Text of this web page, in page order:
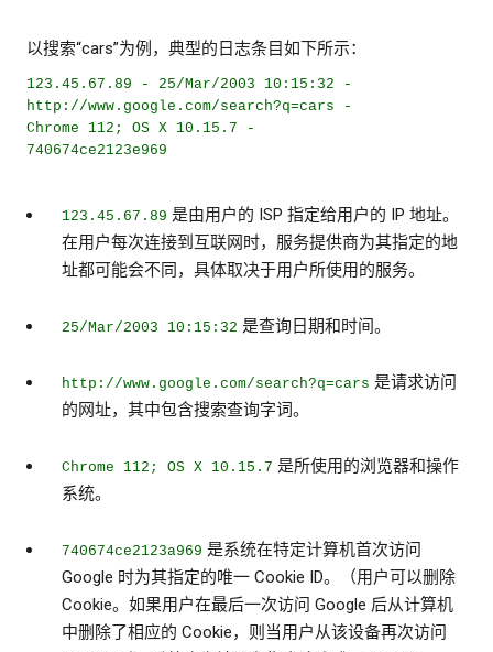
以搜索“cars”为例，典型的日志条目如下所示：
123.45.67.89 - 25/Mar/2003 10:15:32 -
http://www.google.com/search?q=cars -
Chrome 112; OS X 10.15.7 -
740674ce2123e969
123.45.67.89 是由用户的 ISP 指定给用户的 IP 地址。
在用户每次连接到互联网时，服务提供商为其指定的地
址都可能会不同，具体取决于用户所使用的服务。
25/Mar/2003 10:15:32 是查询日期和时间。
http://www.google.com/search?q=cars 是请求访问
的网址，其中包含搜索查询字词。
Chrome 112; OS X 10.15.7 是所使用的浏览器和操作
系统。
740674ce2123a969 是系统在特定计算机首次访问
Google 时为其指定的唯一 Cookie ID。（用户可以删除
Cookie。如果用户在最后一次访问 Google 后从计算机
中删除了相应的 Cookie，则当用户从该设备再次访问